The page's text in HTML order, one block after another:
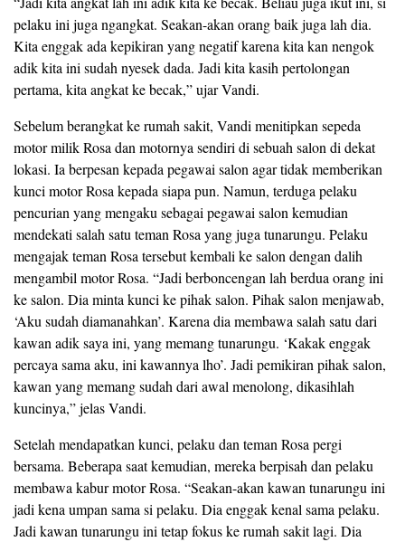
pelaku ini juga ngangkat. Seakan-akan orang baik juga lah dia.
Kita enggak ada kepikiran yang negatif karena kita kan nengok
adik kita ini sudah nyesek dada. Jadi kita kasih pertolongan
pertama, kita angkat ke becak,” ujar Vandi.
Sebelum berangkat ke rumah sakit, Vandi menitipkan sepeda
motor milik Rosa dan motornya sendiri di sebuah salon di dekat
lokasi. Ia berpesan kepada pegawai salon agar tidak memberikan
kunci motor Rosa kepada siapa pun. Namun, terduga pelaku
pencurian yang mengaku sebagai pegawai salon kemudian
mendekati salah satu teman Rosa yang juga tunarungu. Pelaku
mengajak teman Rosa tersebut kembali ke salon dengan dalih
mengambil motor Rosa. “Jadi berboncengan lah berdua orang ini
ke salon. Dia minta kunci ke pihak salon. Pihak salon menjawab,
‘Aku sudah diamanahkan’. Karena dia membawa salah satu dari
kawan adik saya ini, yang memang tunarungu. ‘Kakak enggak
percaya sama aku, ini kawannya lho’. Jadi pemikiran pihak salon,
kawan yang memang sudah dari awal menolong, dikasihlah
kuncinya,” jelas Vandi.
Setelah mendapatkan kunci, pelaku dan teman Rosa pergi
bersama. Beberapa saat kemudian, mereka berpisah dan pelaku
membawa kabur motor Rosa. “Seakan-akan kawan tunarungu ini
jadi kena umpan sama si pelaku. Dia enggak kenal sama pelaku.
Jadi kawan tunarungu ini tetap fokus ke rumah sakit lagi. Dia